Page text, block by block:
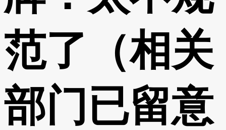
范了（相关
部门已留意